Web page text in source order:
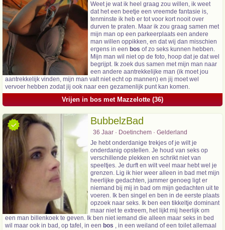
Weet je wat ik heel graag zou willen, ik weet
dat het een beetje een vreemde fantasie is,
tenminste ik heb er tot voor kort nooit over
durven te praten. Maar ik zou graag samen met
mijn man op een parkeerplaats een andere
man willen oppikken, en dat wij dan misschien
ergens in een bos of zo seks kunnen hebben.
Mijn man wil niet op de foto, hoop dat je dat wel
begrijpt. Ik zoek dus samen met mijn man naar
een andere aantrekkelijke man (ik moet jou
aantrekkelijk vinden, mijn man valt niet echt op mannen) en jij moet wel
vervoer hebben zodat jij ook naar een gezamenlijk punt kan komen.
Vrijen in bos met Mazzelotte (36)
BubbelzBad
36 Jaar · Doetinchem · Gelderland
Je hebt onderdanige trekjes of je wilt je
onderdanig opstellen. Je houd van seks op
verschillende plekken en schrikt niet van
speeltjes. Je durft en wilt veel maar hebt wel je
grenzen. Lig ik hier weer alleen in bad met mijn
heerlijke gedachten, jammer genoeg ligt er
niemand bij mij in bad om mijn gedachten uit te
voeren. Ik ben singel en ben in de eerste plaats
opzoek naar seks. Ik ben een tikkeltje dominant
maar niet te extreem, het lijkt mij heerlijk om
een man billenkoek te geven. Ik ben niet iemand die alleen maar seks in bed
wil maar ook in bad, op tafel, in een bos , in een weiland of een toilet allemaal